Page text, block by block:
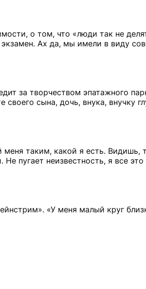
о том, что «люди так не
Ах да, мы имели в виду
за творчеством эпатажного
сына, дочь, внука, внучку
таким, какой я есть. Видишь,
пугает неизвестность, я все
«У меня малый круг